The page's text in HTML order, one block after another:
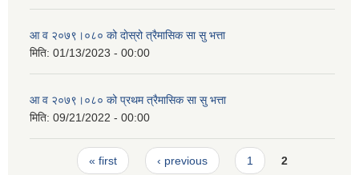
आ व २०७९।०८० को दाेस्रो त्रैमासिक सा सु भत्ता
मिति: 01/13/2023 - 00:00
आ व २०७९।०८० को प्रथम त्रैमासिक सा सु भत्ता
मिति: 09/21/2022 - 00:00
Pages« first ‹ previous 1 2